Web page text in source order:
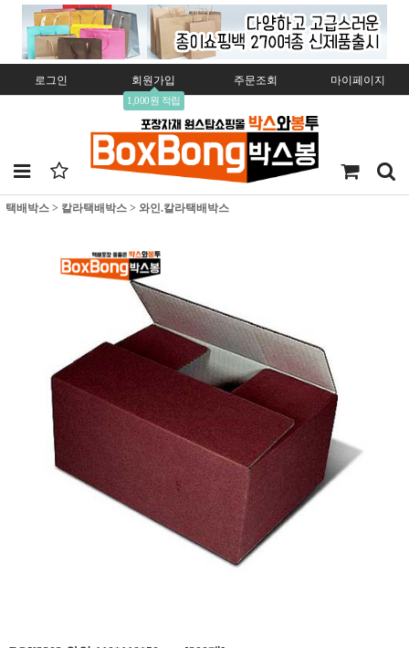
로그인 회원가입
1,000원 적립
주문조회 마이페이지
택배박스 > 칼라택배박스 > 와인.칼라택배박스